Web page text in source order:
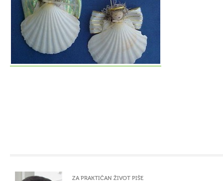
ZA PRAKTIČAN ŽIVOT PIŠE